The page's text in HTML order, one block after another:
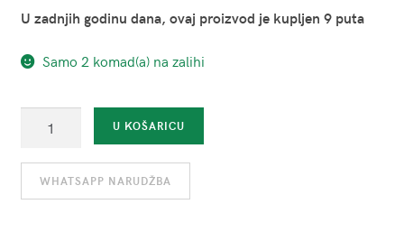
U zadnjih godinu dana, ovaj proizvod je kupljen 9 puta
Samo 2 komad(a) na zalihi
čišćenje
igračaka
U KOŠARICU
WHATSAPP NARUDŽBA